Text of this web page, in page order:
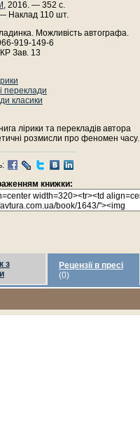
, 2016. — 352 с.
Наклад 110 шт.
Можливість автографа.
919-149-6
Зав. 13
переклади
класики
лірики та перекладів автора
розмисли про феномен часу.
книжки:
з
Рецензії в пресі
(0)